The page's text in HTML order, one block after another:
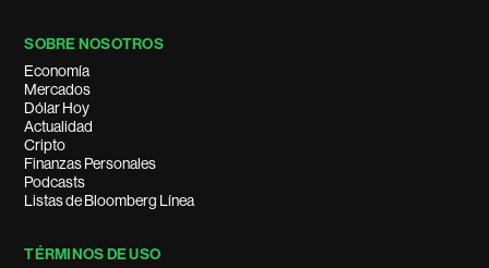
SOBRE NOSOTROS
Economía
Mercados
Dólar Hoy
Actualidad
Cripto
Finanzas Personales
Podcasts
Listas de Bloomberg Línea
TÉRMINOS DE USO